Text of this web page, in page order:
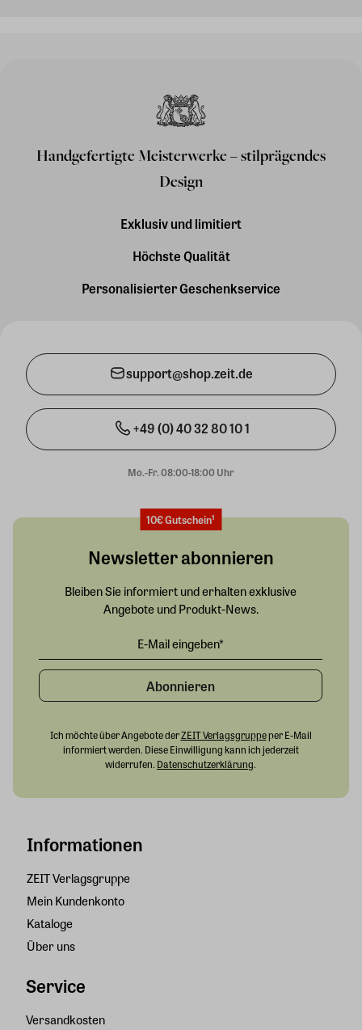
Handgefertigte Meisterwerke – stilprägendes
Design
Exklusiv und limitiert
Höchste Qualität
Personalisierter Geschenkservice
support@shop.zeit.de
+49 (0) 40 32 80 10 1
Mo.-Fr. 08:00-18:00 Uhr
Informationen
ZEIT Verlagsgruppe
Mein Kundenkonto
Kataloge
Über uns
Service
Versandkosten
10€ Gutschein¹
Newsletter abonnieren
Bleiben Sie informiert und erhalten exklusive
Angebote und Produkt-News.
Abonnieren
Ich möchte über Angebote derZEIT Verlagsgruppeper E-Mail
informiert werden. Diese Einwilligung kann ich jederzeit
widerrufen. Datenschutzerklärung.